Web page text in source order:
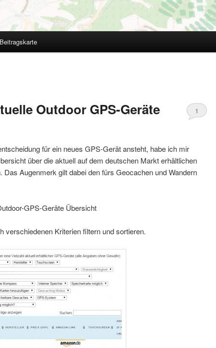
Beitragskarte
Outdoor GPS-Geräte 1
für ein neues GPS-Gerät ansteht, habe ich mir
über die aktuell auf dem deutschen Markt erhältlichen
Augenmerk gilt dabei den fürs Geocachen und Wandern
GPS-Geräte Übersicht
verschiedenen Kriterien filtern und sortieren.